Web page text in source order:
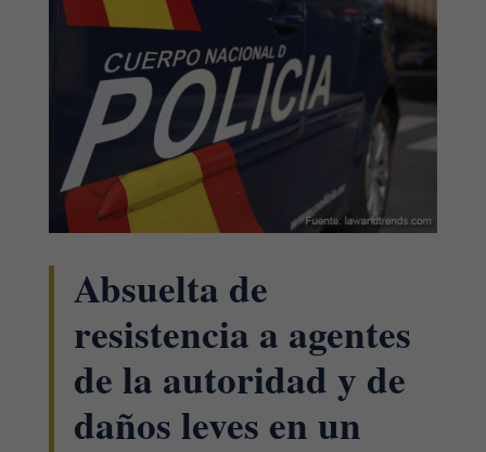
Absuelta de
resistencia a agentes
de la autoridad y de
daños leves en un